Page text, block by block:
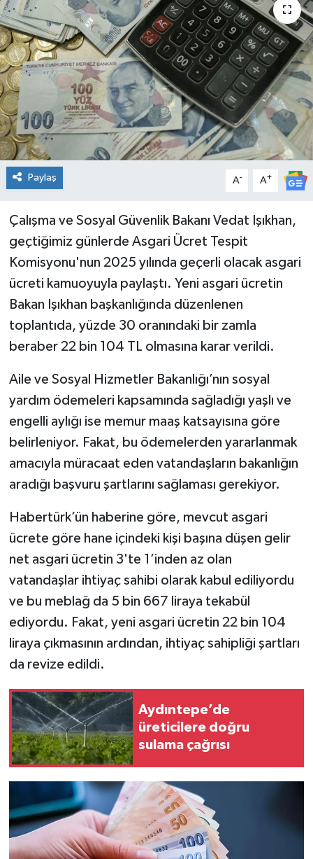
Paylaş A- A+
Çalışma ve Sosyal Güvenlik Bakanı Vedat Işıkhan,
geçtiğimiz günlerde Asgari Ücret Tespit
Komisyonu'nun 2025 yılında geçerli olacak asgari
ücreti kamuoyuyla paylaştı. Yeni asgari ücretin
Bakan Işıkhan başkanlığında düzenlenen
toplantıda, yüzde 30 oranındaki bir zamla
beraber 22 bin 104 TL olmasına karar verildi.
Aile ve Sosyal Hizmetler Bakanlığı’nın sosyal
yardım ödemeleri kapsamında sağladığı yaşlı ve
engelli aylığı ise memur maaş katsayısına göre
belirleniyor. Fakat, bu ödemelerden yararlanmak
amacıyla müracaat eden vatandaşların bakanlığın
aradığı başvuru şartlarını sağlaması gerekiyor.
Habertürk’ün haberine göre, mevcut asgari
ücrete göre hane içindeki kişi başına düşen gelir
net asgari ücretin 3'te 1’inden az olan
vatandaşlar ihtiyaç sahibi olarak kabul ediliyordu
ve bu meblağ da 5 bin 667 liraya tekabül
ediyordu. Fakat, yeni asgari ücretin 22 bin 104
liraya çıkmasının ardından, ihtiyaç sahipliği şartları
da revize edildi.
Aydıntepe’de
üreticilere doğru
sulama çağrısı